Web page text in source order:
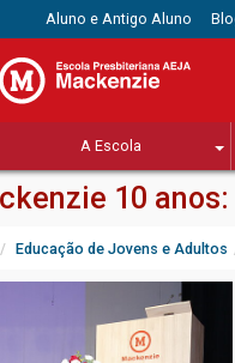
Aluno e Antigo Aluno
A Escola
10
Educação de Jovens e Adultos